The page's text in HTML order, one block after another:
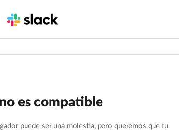
es compatible
puede ser una molestia, pero queremos que tu